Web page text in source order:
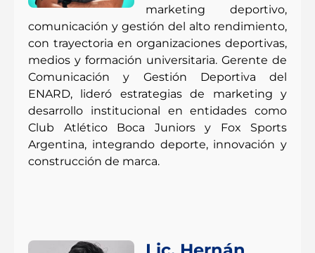
marketing deportivo,
comunicación y gestión del alto rendimiento,
con trayectoria en organizaciones deportivas,
medios y formación universitaria. Gerente de
Comunicación y Gestión Deportiva del
ENARD, lideró estrategias de marketing y
desarrollo institucional en entidades como
Club Atlético Boca Juniors y Fox Sports
Argentina, integrando deporte, innovación y
construcción de marca.